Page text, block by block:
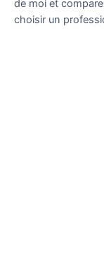
de moi et
choisir un